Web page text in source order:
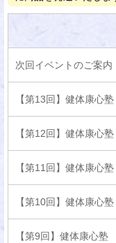
次回イベントのご案内
【第13回】健体康心塾
【第12回】健体康心塾
【第11回】健体康心塾
【第10回】健体康心塾
【第9回】健体康心塾